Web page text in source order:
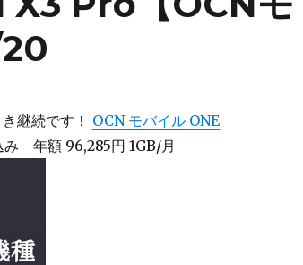
継続です！ OCN モバイル ONE
年額 96,285円 1GB/月